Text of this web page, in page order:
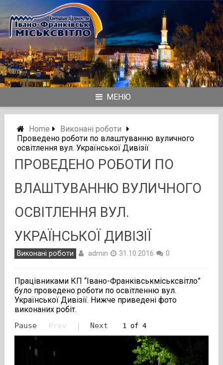
to
content
МЕНЮ
Home
Виконані роботи
Проведено роботи по влаштуванню вуличного
освітлення вул. Української Дивізії
ПРОВЕДЕНО РОБОТИ ПО
ВЛАШТУВАННЮ ВУЛИЧНОГО
ОСВІТЛЕННЯ ВУЛ.
УКРАЇНСЬКОЇ ДИВІЗІЇ
Виконані роботи admin 31.10.2016 0
Працівниками КП “Івано-Франківськміськсвітло”
було проведено роботи по освітленню вул.
Української Дивізії. Нижче приведені фото
виконаних робіт.
Pause Prev | Next 1 of 4